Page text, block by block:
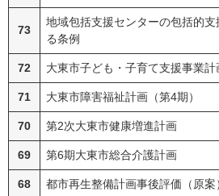
73
地域包括支援センターの包括的
る条例
72 大東市子ども・子育て支援事業計
71 大東市障害福祉計画（第4期）
70 第2次大東市健康増進計画
69 第6期大東市総合介護計画
68 都市再生整備計画事後評価（原案